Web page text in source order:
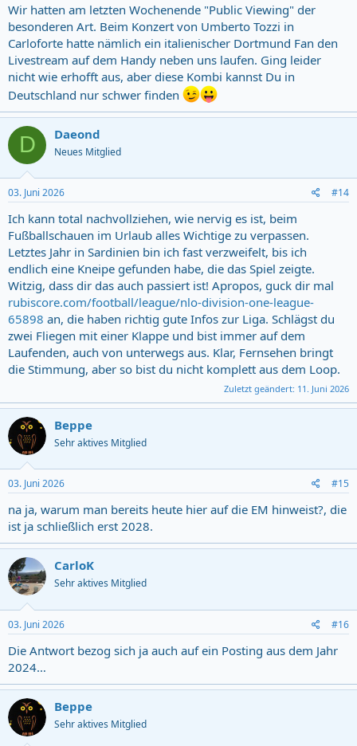
Wir hatten am letzten Wochenende "Public Viewing" der
besonderen Art. Beim Konzert von Umberto Tozzi in
Carloforte hatte nämlich ein italienischer Dortmund Fan den
Livestream auf dem Handy neben uns laufen. Ging leider
nicht wie erhofft aus, aber diese Kombi kannst Du in
Deutschland nur schwer finden
D Daeond
Neues Mitglied
03. Juni 2026 #14
Ich kann total nachvollziehen, wie nervig es ist, beim
Fußballschauen im Urlaub alles Wichtige zu verpassen.
Letztes Jahr in Sardinien bin ich fast verzweifelt, bis ich
endlich eine Kneipe gefunden habe, die das Spiel zeigte.
Witzig, dass dir das auch passiert ist! Apropos, guck dir mal
rubiscore.com/football/league/nlo-division-one-league-
65898 an, die haben richtig gute Infos zur Liga. Schlägst du
zwei Fliegen mit einer Klappe und bist immer auf dem
Laufenden, auch von unterwegs aus. Klar, Fernsehen bringt
die Stimmung, aber so bist du nicht komplett aus dem Loop.
Zuletzt geändert: 11. Juni 2026
Beppe
Sehr aktives Mitglied
03. Juni 2026 #15
na ja, warum man bereits heute hier auf die EM hinweist?, die
ist ja schließlich erst 2028.
CarloK
Sehr aktives Mitglied
03. Juni 2026 #16
Die Antwort bezog sich ja auch auf ein Posting aus dem Jahr
2024…
Beppe
Sehr aktives Mitglied